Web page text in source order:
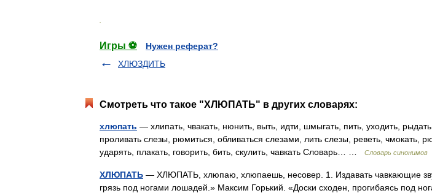
Игры ⚽
Нужен реферат?
ХЛЮЗДИТЬ
Смотреть что такое "ХЛЮПАТЬ" в других словарях:
хлюпать — хлипать, чвакать, нюнить, выть, идти, шмыгать, пить, уходить,
проливать слезы, рюмиться, обливаться слезами, лить слезы, реветь, чмокать,
ударять, плакать, говорить, бить, скулить, чавкать Словарь… …
Словарь синонимов
ХЛЮПАТЬ — ХЛЮПАТЬ, хлюпаю, хлюпаешь, несовер. 1. Издавать чавкающие
грязь под ногами лошадей.» Максим Горький. «Доски сходен, прогибаясь под